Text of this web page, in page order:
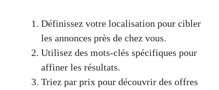
Définissez votre localisation pour cibler
les annonces près de chez vous.
Utilisez des mots-clés spécifiques pour
affiner les résultats.
Triez par prix pour découvrir des offres